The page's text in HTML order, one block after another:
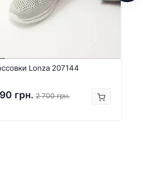
Lonza 207144
грн. 2 700 грн.